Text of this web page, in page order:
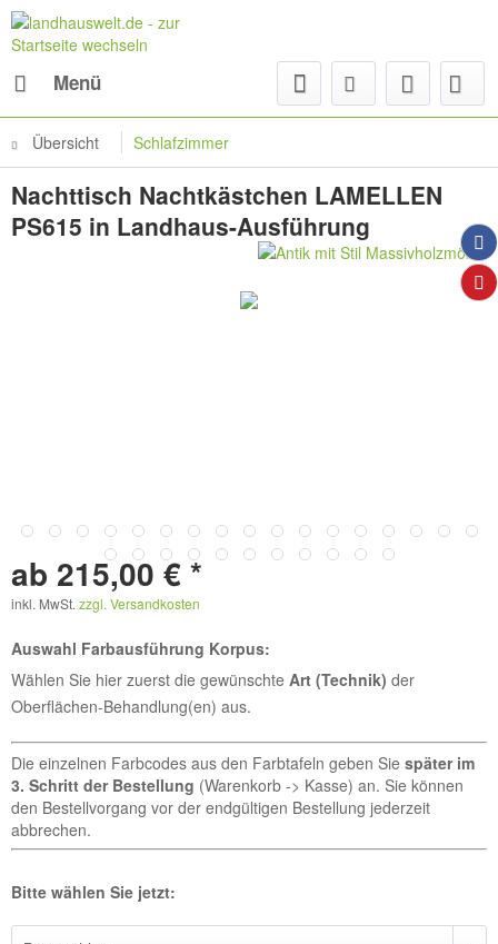
Menü
Übersicht Schlafzimmer
Nachttisch Nachtkästchen LAMELLEN
PS615 in Landhaus-Ausführung
ab 215,00 € *
inkl. MwSt. zzgl. Versandkosten
Auswahl Farbausführung Korpus:
Wählen Sie hier zuerst die gewünschte Art (Technik) der
Oberflächen-Behandlung(en) aus.
Die einzelnen Farbcodes aus den Farbtafeln geben Sie später im
3. Schritt der Bestellung (Warenkorb -> Kasse) an. Sie können
den Bestellvorgang vor der endgültigen Bestellung jederzeit
abbrechen.
Bitte wählen Sie jetzt: